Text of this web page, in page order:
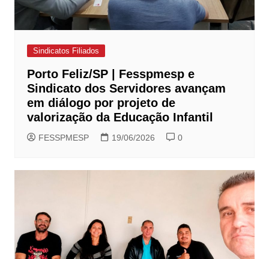
Sindicatos Filiados
Porto Feliz/SP | Fesspmesp e
Sindicato dos Servidores avançam
em diálogo por projeto de
valorização da Educação Infantil
FESSPMESP 19/06/2026 0